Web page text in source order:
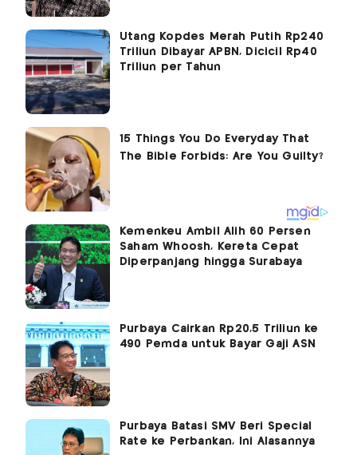
Utang Kopdes Merah Putih Rp240
Triliun Dibayar APBN, Dicicil Rp40
Triliun per Tahun
Kemenkeu Ambil Alih 60 Persen
Saham Whoosh, Kereta Cepat
Diperpanjang hingga Surabaya
Purbaya Cairkan Rp20,5 Triliun ke
490 Pemda untuk Bayar Gaji ASN
Purbaya Batasi SMV Beri Special
Rate ke Perbankan, Ini Alasannya